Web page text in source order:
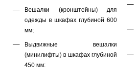
Вешалки (кронштейны) для
одежды в шкафах глубиной 600
мм;
Выдвижные вешалки
(минилифты) в шкафах глубиной
450 мм: